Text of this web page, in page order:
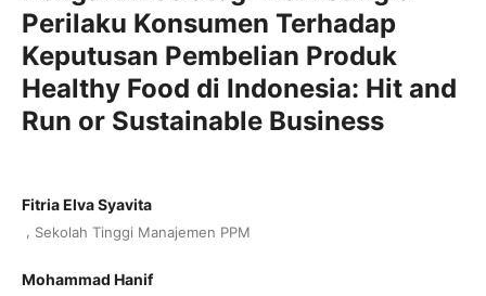
Perilaku Konsumen Terhadap
Keputusan Pembelian Produk
Healthy Food di Indonesia: Hit and
Run or Sustainable Business
Fitria Elva Syavita
Sekolah Tinggi Manajemen PPM
Mohammad Hanif